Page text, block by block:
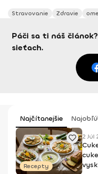
Stravovanie Zdravie
Páči sa ti náš
sieťach.
Najčítanejšie
Recepty
2 Júl